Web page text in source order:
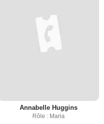
Annabelle Huggins
Rôle : Maria